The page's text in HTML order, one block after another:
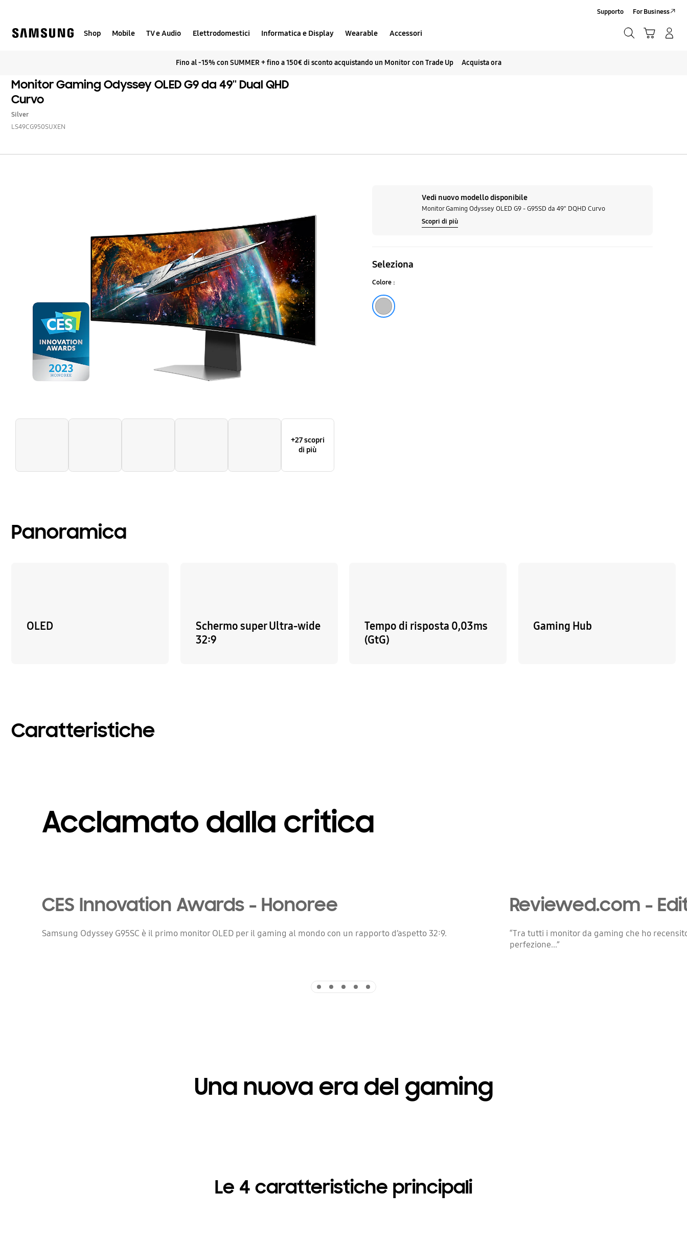
help
Shop Mobile TV e Audio Elettrodomestici Informatica e Display Wearable Accessori
Supporto For Business
Fino al -15% con SUMMER + fino a 150€ di sconto acquistando un Monitor con Trade Up Acquista ora
Monitor Gaming Odyssey OLED G9 da 49'' Dual QHD
Curvo
Silver
LS49CG950SUXEN
Odyssey
da
49''
Dual
QHD
+27 scopri
di più
Vedi nuovo modello disponibile
Monitor Gaming Odyssey OLED G9 - G95SD da 49" DQHD Curvo
Scopri di più
Seleziona
Colore :
Panoramica
OLED
Schermo super Ultra-wide
32:9
Tempo di risposta 0,03ms
(GtG)
Gaming Hub
Caratteristiche
Acclamato dalla critica
CES Innovation Awards - Honoree
Samsung Odyssey G95SC è il primo monitor OLED per il gaming al mondo con un rapporto d’aspetto 32:9.
Reviewed.com -
“Tra tutti i monitor da gaming che ho
perfezione...”
Una nuova era del gaming
Le 4 caratteristiche principali